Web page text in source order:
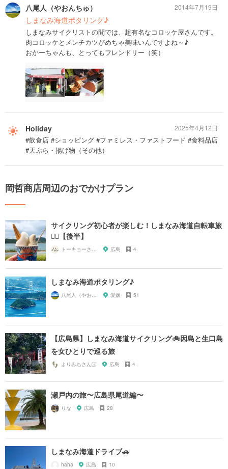
八尾人（やおんちゅ）
しまなみ海道ポタリング♪
しまなみサイクリストの間では、超有名なコロッケ屋さんです。
肉コロッケとメンチカツがめちゃ美味いんですよね～♪
おかーちゃんも、とってもフレンドリー（笑）
2014年7月19日
Holiday
#飲食店 #ショッピング #ファミレス・ファストフード #食料品店
#天ぷら・揚げ物（その他）
2025年4月12日
岡哲商店周辺のおでかけプラン
サイクリング初心者が楽しむ！しまなみ海道自転車旅
🚴‍♀️【後半】
トーキョーさんぽ 広島 4
しまなみ海道ポタリング♪
八尾人（やおんちゅ） 愛媛 51
【広島県】しまなみ海道サイクリング🚲因島と生口島
を女ひとりで巡る旅
よりみちさんぽ 広島 4
瀬戸内の旅〜広島県尾道編〜
りな 広島 28
しまなみ海道ドライブ🚗
haha 広島 10